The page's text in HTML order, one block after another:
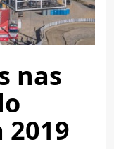
nas
2019